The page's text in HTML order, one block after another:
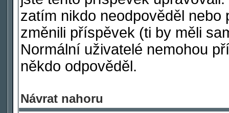
zatím nikdo neodpověděl
změnili příspěvek (ti by měli
Normální uživatelé nemohou
někdo odpověděl.
Návrat nahoru